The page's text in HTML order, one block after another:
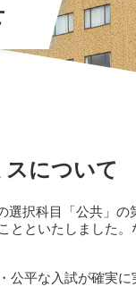
スについて
択科目「公共」の
とといたしました
平な入試が確実